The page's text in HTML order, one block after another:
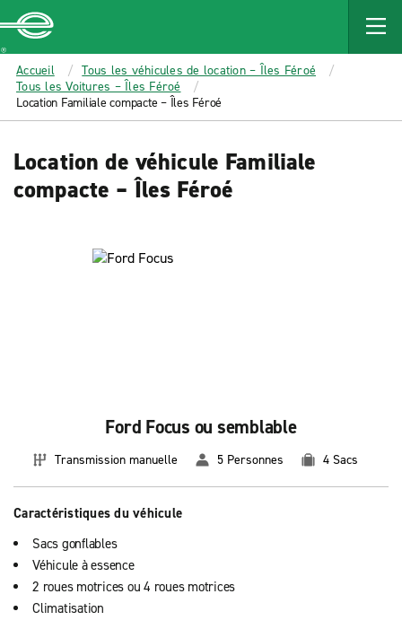
MAIN
CONTENT
Enterprise
Accueil
Tous les véhicules de location – Îles Féroé
Tous les Voitures – Îles Féroé
Location Familiale compacte – Îles Féroé
Location de véhicule Familiale
compacte – Îles Féroé
Ford Focus ou semblable
Transmission manuelle 5 Personnes 4 Sacs
Caractéristiques du véhicule
Sacs gonflables
Véhicule à essence
2 roues motrices ou 4 roues motrices
Climatisation